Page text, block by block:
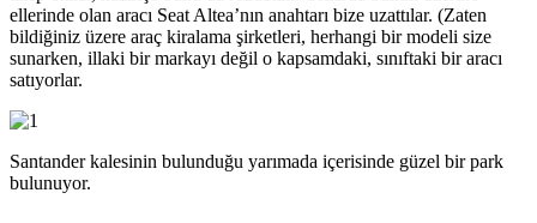
ellerinde olan aracı Seat Altea’nın anahtarı bize uzattılar. (Zaten
bildiğiniz üzere araç kiralama şirketleri, herhangi bir modeli size
sunarken, illaki bir markayı değil o kapsamdaki, sınıftaki bir aracı
satıyorlar.
Santander kalesinin bulunduğu yarımada içerisinde güzel bir park
bulunuyor.